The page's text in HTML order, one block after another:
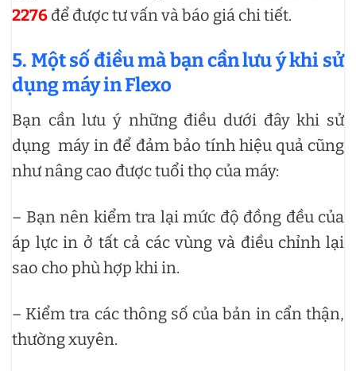
2276 để được tư vấn và báo giá chi tiết.
5. Một số điều mà bạn cần lưu ý khi sử
dụng máy in Flexo
Bạn cần lưu ý những điều dưới đây khi sử
dụng máy in để đảm bảo tính hiệu quả cũng
như nâng cao được tuổi thọ của máy:
– Bạn nên kiểm tra lại mức độ đồng đều của
áp lực in ở tất cả các vùng và điều chỉnh lại
sao cho phù hợp khi in.
– Kiểm tra các thông số của bản in cẩn thận,
thường xuyên.